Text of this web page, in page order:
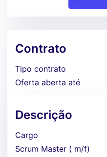
Contrato
Tipo contrato
Oferta aberta até
Descrição
Cargo
Scrum Master ( m/f)